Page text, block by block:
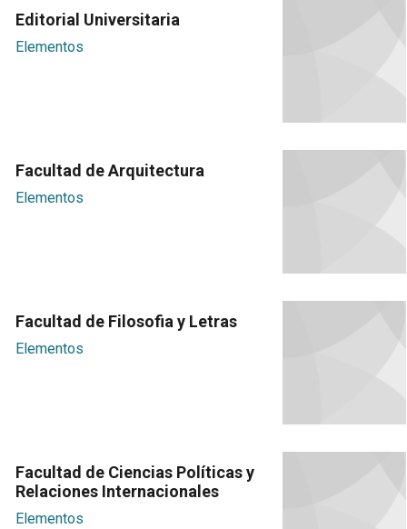
Editorial Universitaria
Elementos
Facultad de Arquitectura
Elementos
Facultad de Filosofia y Letras
Elementos
Facultad de Ciencias Políticas y
Relaciones Internacionales
Elementos